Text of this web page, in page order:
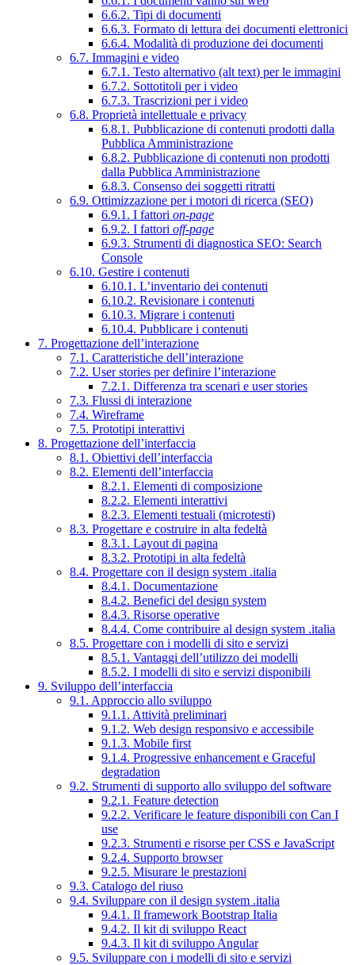
6.6.2. Tipi di documenti
6.6.3. Formato di lettura dei documenti elettronici
6.6.4. Modalità di produzione dei documenti
6.7. Immagini e video
6.7.1. Testo alternativo (alt text) per le immagini
6.7.2. Sottotitoli per i video
6.7.3. Trascrizioni per i video
6.8. Proprietà intellettuale e privacy
6.8.1. Pubblicazione di contenuti prodotti dalla
Pubblica Amministrazione
6.8.2. Pubblicazione di contenuti non prodotti
dalla Pubblica Amministrazione
6.8.3. Consenso dei soggetti ritratti
6.9. Ottimizzazione per i motori di ricerca (SEO)
6.9.1. I fattori on-page
6.9.2. I fattori off-page
6.9.3. Strumenti di diagnostica SEO: Search
Console
6.10. Gestire i contenuti
6.10.1. L’inventario dei contenuti
6.10.2. Revisionare i contenuti
6.10.3. Migrare i contenuti
6.10.4. Pubblicare i contenuti
7. Progettazione dell’interazione
7.1. Caratteristiche dell’interazione
7.2. User stories per definire l’interazione
7.2.1. Differenza tra scenari e user stories
7.3. Flussi di interazione
7.4. Wireframe
7.5. Prototipi interattivi
8. Progettazione dell’interfaccia
8.1. Obiettivi dell’interfaccia
8.2. Elementi dell’interfaccia
8.2.1. Elementi di composizione
8.2.2. Elementi interattivi
8.2.3. Elementi testuali (microtesti)
8.3. Progettare e costruire in alta fedeltà
8.3.1. Layout di pagina
8.3.2. Prototipi in alta fedeltà
8.4. Progettare con il design system .italia
8.4.1. Documentazione
8.4.2. Benefici del design system
8.4.3. Risorse operative
8.4.4. Come contribuire al design system .italia
8.5. Progettare con i modelli di sito e servizi
8.5.1. Vantaggi dell’utilizzo dei modelli
8.5.2. I modelli di sito e servizi disponibili
9. Sviluppo dell’interfaccia
9.1. Approccio allo sviluppo
9.1.1. Attività preliminari
9.1.2. Web design responsivo e accessibile
9.1.3. Mobile first
9.1.4. Progressive enhancement e Graceful
degradation
9.2. Strumenti di supporto allo sviluppo del software
9.2.1. Feature detection
9.2.2. Verificare le feature disponibili con Can I
use
9.2.3. Strumenti e risorse per CSS e JavaScript
9.2.4. Supporto browser
9.2.5. Misurare le prestazioni
9.3. Catalogo del riuso
9.4. Sviluppare con il design system .italia
9.4.1. Il framework Bootstrap Italia
9.4.2. Il kit di sviluppo React
9.4.3. Il kit di sviluppo Angular
9.5. Sviluppare con i modelli di sito e servizi